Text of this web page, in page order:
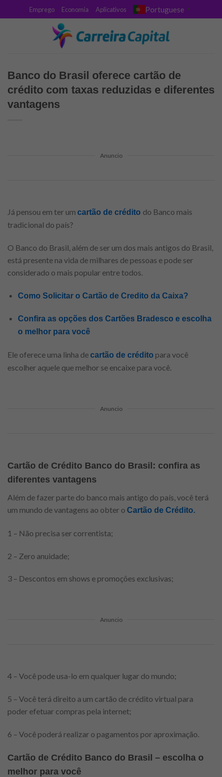
to
Emprego Economia Aplicativos Portuguese ▼
Banco do Brasil oferece cartão de
crédito com taxas reduzidas e diferentes
vantagens
Anuncio
Já pensou em ter um cartão de crédito do Banco mais
tradicional do país?
O Banco do Brasil, além de ser um dos mais antigos do Brasil,
está presente na vida de milhares de pessoas e pode ser
considerado o mais popular entre todos.
Como Solicitar o Cartão de Credito da Caixa?
Confira as opções dos Cartões Bradesco e escolha
o melhor para você
Ele oferece uma linha decartão de crédito para você
escolher aquele que melhor se encaixe para você.
Anuncio
Cartão de Crédito Banco do Brasil: confira as
diferentes vantagens
Além de fazer parte do banco mais antigo do país, você terá
um mundo de vantagens ao obter o Cartão de Crédito.
1 – Não precisa ser correntista;
2 – Zero anuidade;
3 – Descontos em shows e promoções exclusivas;
Anuncio
4 – Você pode usa-lo em qualquer lugar do mundo;
5 – Você terá direito a um cartão de crédito virtual para
poder efetuar compras pela internet;
6 – Você poderá realizar o pagamentos por aproximação.
Cartão de Crédito Banco do Brasil – escolha o
melhor para você